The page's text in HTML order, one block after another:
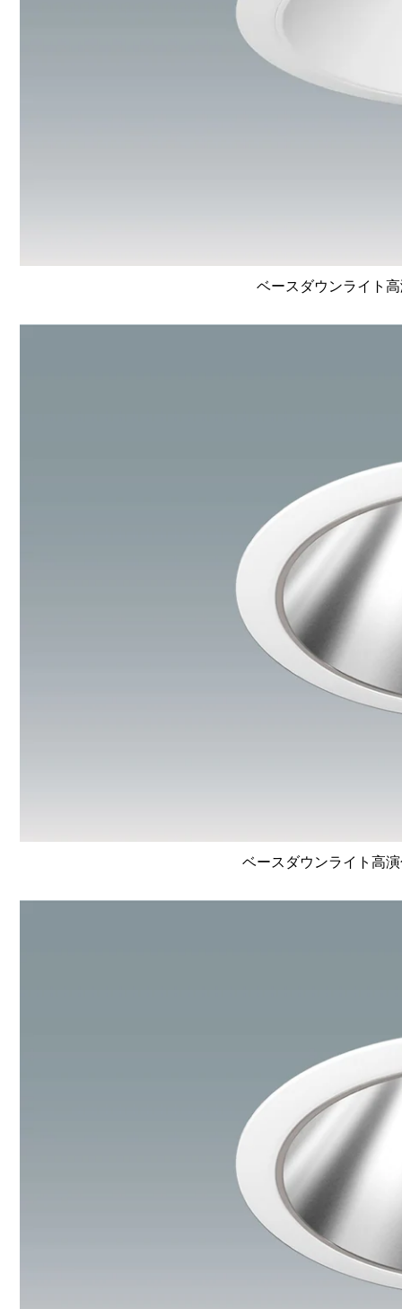
ベースダウンライト
ベースダウンライト高